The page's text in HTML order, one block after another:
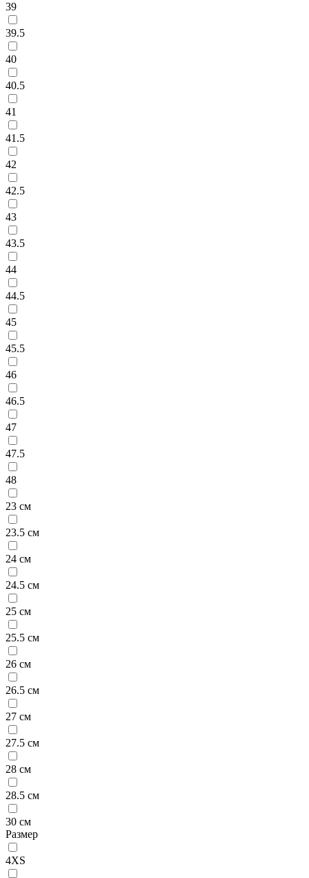
39
39.5
40
40.5
41
41.5
42
42.5
43
43.5
44
44.5
45
45.5
46
46.5
47
47.5
48
23 см
23.5 см
24 см
24.5 см
25 см
25.5 см
26 см
26.5 см
27 см
27.5 см
28 см
28.5 см
30 см
Размер
4XS